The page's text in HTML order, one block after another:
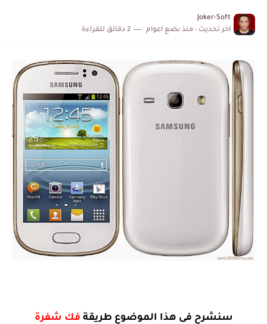
Joker-Soft
اخر تحديث : منذ بضع اعوام 2 دقائق للقراءة
سنشرح فى هذا الموضوع طريقة فك شفرة